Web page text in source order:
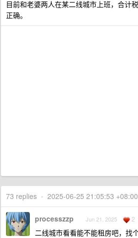
目前和老婆两人在某二线城市上班，合计
正确。
73 replies • 2025-06-25 21:05:53 +08:00
processzzp Jun 21, 2025 2
二线城市看看能不能租房吧，找